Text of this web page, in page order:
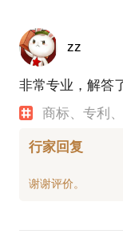
zz
非常专业，解答
商标、专利
行家回复